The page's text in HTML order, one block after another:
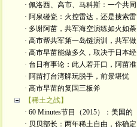
· 佩洛西、高市、马科斯：一个共同
· 阿泉碰瓷：火控雷达，还是搜索雷
· 多谢阿苗，共军海空演练如火如荼
· 高市帮共军第一岛链演训，共军做
· 高市早苗能做多久，取决于日本经
· 台日有事论：此人若开口，阿苗准
· 阿苗打台湾牌玩脱手，前景堪忧
· 高市早苗的复国三板斧
【稀土之战】
· 60 Minutes节目（2015）：美国的
· 贝贝部长：两年稀土自由，你确定